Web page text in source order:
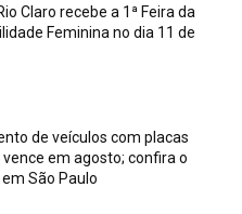
Claro recebe a 1ª Feira da
Feminina no dia 11 de
de veículos com placas
vence em agosto; confira o
São Paulo